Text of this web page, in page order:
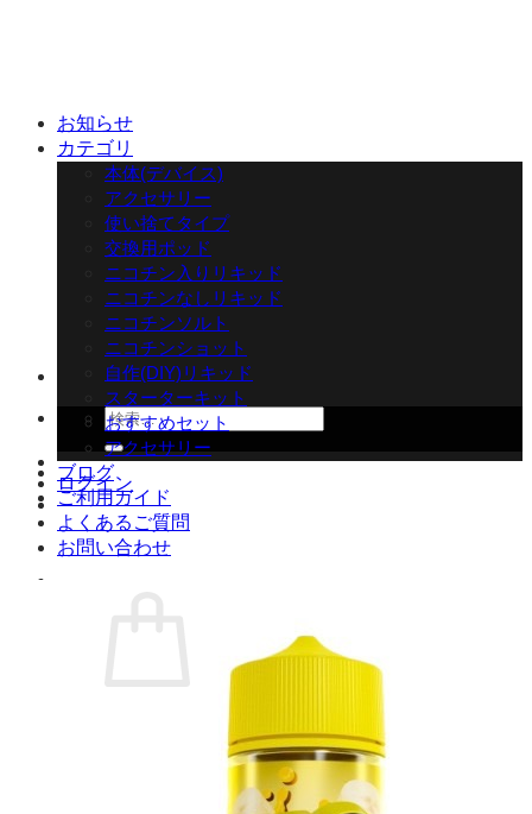
検
索
対
象:
ログイン
お買い物カゴに商品がありません。
ショップに戻る
合計金額：¥0
お知らせ
カテゴリ
本体(デバイス)
アクセサリー
使い捨てタイプ
交換用ポッド
ニコチン入りリキッド
ニコチンなしリキッド
ニコチンソルト
ニコチンショット
自作(DIY)リキッド
スターターキット
おすすめセット
アクセサリー
ブログ
ご利用ガイド
よくあるご質問
お問い合わせ